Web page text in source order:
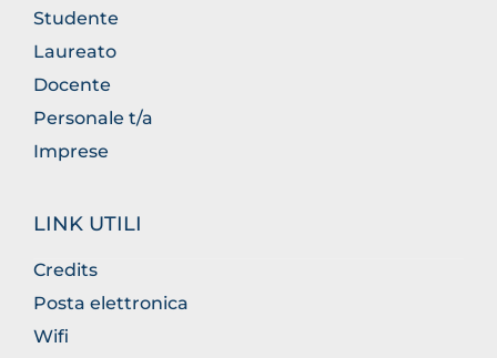
Studente
Laureato
Docente
Personale t/a
Imprese
LINK UTILI
Credits
Posta elettronica
Wifi